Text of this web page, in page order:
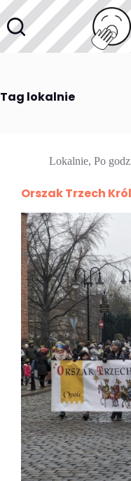
Przejdź
do
treści
Tag lokalnie
Lokalnie, Po
Orszak Trzech